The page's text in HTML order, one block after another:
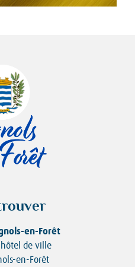
en-Forêt
de ville
en-Forêt